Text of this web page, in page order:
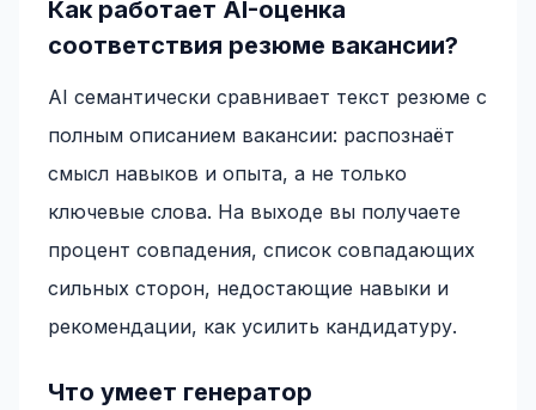
Как работает AI-оценка
соответствия резюме вакансии?
AI семантически сравнивает текст резюме с
полным описанием вакансии: распознаёт
смысл навыков и опыта, а не только
ключевые слова. На выходе вы получаете
процент совпадения, список совпадающих
сильных сторон, недостающие навыки и
рекомендации, как усилить кандидатуру.
Что умеет генератор